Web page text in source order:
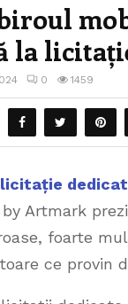
la
0 1459
by Artmark
foarte
ce provin